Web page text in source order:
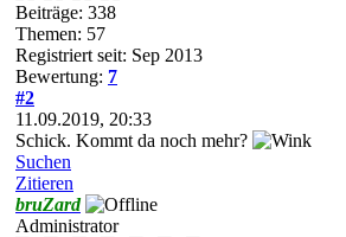
Beiträge: 338
Themen: 57
Registriert seit: Sep 2013
Bewertung: 7
#2
11.09.2019, 20:33
Schick. Kommt da noch mehr?
Suchen
Zitieren
bruZard
Administrator